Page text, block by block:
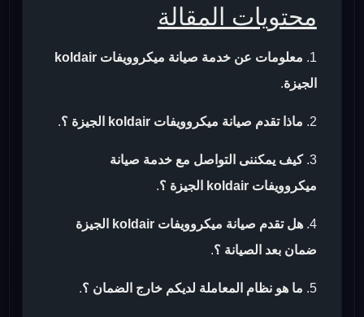
محتويات المقالة
معلومات عن خدمة صيانة ميكروويفات koldair
الجيزة.
ماذا تقدم صيانة ميكروويفات koldair الجيزة ؟ .
كيف يمكننى التواصل مع خدمة صيانة
ميكروويفات koldair الجيزة ؟
.
هل تقدم صيانة ميكروويفات koldair الجيزة
ضمان بعد الصيانة ؟.
ما هو نظام المعاملة لديكم خارج الضمان ؟.